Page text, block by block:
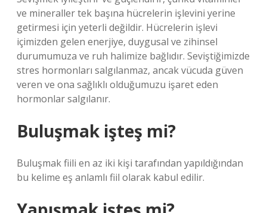
ve mineraller tek başına hücrelerin işlevini yerine
getirmesi için yeterli değildir. Hücrelerin işlevi
içimizden gelen enerjiye, duygusal ve zihinsel
durumumuza ve ruh halimize bağlıdır. Seviştiğimizde
stres hormonları salgılanmaz, ancak vücuda güven
veren ve ona sağlıklı olduğumuzu işaret eden
hormonlar salgılanır.
Buluşmak işteş mi?
Buluşmak fiili en az iki kişi tarafından yapıldığından
bu kelime eş anlamlı fiil olarak kabul edilir.